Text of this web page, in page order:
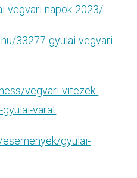
vegvari-napok-2023/
33277-gyulai-vegvari-
vegvari-vitezek-
varat
gyulai-